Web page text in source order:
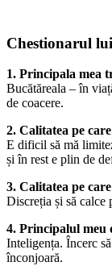
Chestionarul
1. Principala mea
Bucătăreala – în
de coacere.
2. Calitatea pe
E dificil să mă
și în rest e plin de
3. Calitatea pe
Discreția și să calce
4. Principalul meu
Inteligența. Încerc
înconjoară.